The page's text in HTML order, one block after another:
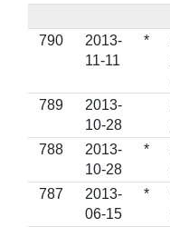
790
2013-
11-11
*
789
2013-
10-28
788
2013-
10-28
*
787
2013-
06-15
*